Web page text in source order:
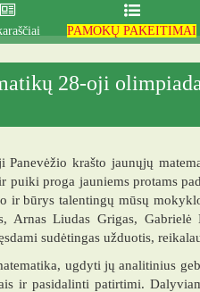
PAMOKŲ PAKEITIMAI
28-oji
krašto jaunųjų
proga jauniems protams
ir būrys talentingų mūsų
Arnas Liudas Grigas,
sudėtingas užduotis,
ugdyti jų analitinius
ir pasidalinti patirtimi.